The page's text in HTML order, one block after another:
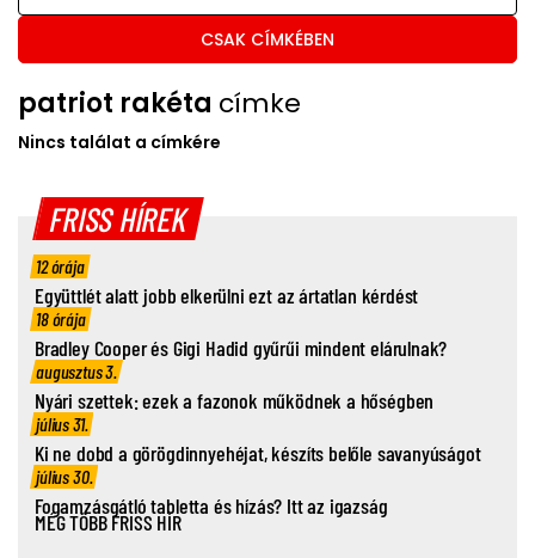
CSAK CÍMKÉBEN
patriot rakéta címke
Nincs találat a címkére
FRISS HÍREK
12 órája
Együttlét alatt jobb elkerülni ezt az ártatlan kérdést
18 órája
Bradley Cooper és Gigi Hadid gyűrűi mindent elárulnak?
augusztus 3.
Nyári szettek: ezek a fazonok működnek a hőségben
július 31.
Ki ne dobd a görögdinnyehéjat, készíts belőle savanyúságot
július 30.
Fogamzásgátló tabletta és hízás? Itt az igazság
MÉG TÖBB FRISS HÍR